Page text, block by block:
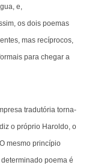
e,
os dois poemas
mas recíprocos,
para chegar a
tradutória torna-
o próprio Haroldo, o
mesmo princípio
poema é